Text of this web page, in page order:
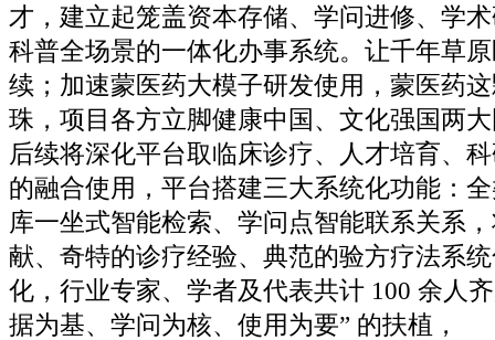
才，建立起笼盖资本存储、学问进修、学
科普全场景的一体化办事系统。让千年草
续；加速蒙医药大模子研发使用，蒙医药
珠，项目各方立脚健康中国、文化强国两
后续将深化平台取临床诊疗、人才培育、
的融合使用，平台搭建三大系统化功能：
库一坐式智能检索、学问点智能联系关系
献、奇特的诊疗经验、典范的验方疗法系
化，行业专家、学者及代表共计 100 余人
据为基、学问为核、使用为要” 的扶植，